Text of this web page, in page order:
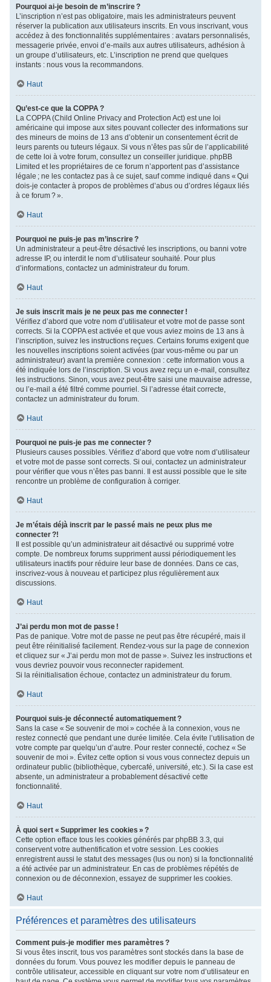
Pourquoi ai-je besoin de m’inscrire ?
L’inscription n’est pas obligatoire, mais les administrateurs peuvent
réserver la publication aux utilisateurs inscrits. En vous inscrivant, vous
accédez à des fonctionnalités supplémentaires : avatars personnalisés,
messagerie privée, envoi d’e-mails aux autres utilisateurs, adhésion à
un groupe d’utilisateurs, etc. L’inscription ne prend que quelques
instants : nous vous la recommandons.
Haut
Qu’est-ce que la COPPA ?
La COPPA (Child Online Privacy and Protection Act) est une loi
américaine qui impose aux sites pouvant collecter des informations sur
des mineurs de moins de 13 ans d’obtenir un consentement écrit de
leurs parents ou tuteurs légaux. Si vous n’êtes pas sûr de l’applicabilité
de cette loi à votre forum, consultez un conseiller juridique. phpBB
Limited et les propriétaires de ce forum n’apportent pas d’assistance
légale ; ne les contactez pas à ce sujet, sauf comme indiqué dans « Qui
dois-je contacter à propos de problèmes d’abus ou d’ordres légaux liés
à ce forum ? ».
Haut
Pourquoi ne puis-je pas m’inscrire ?
Un administrateur a peut-être désactivé les inscriptions, ou banni votre
adresse IP, ou interdit le nom d’utilisateur souhaité. Pour plus
d’informations, contactez un administrateur du forum.
Haut
Je suis inscrit mais je ne peux pas me connecter !
Vérifiez d’abord que votre nom d’utilisateur et votre mot de passe sont
corrects. Si la COPPA est activée et que vous aviez moins de 13 ans à
l’inscription, suivez les instructions reçues. Certains forums exigent que
les nouvelles inscriptions soient activées (par vous-même ou par un
administrateur) avant la première connexion : cette information vous a
été indiquée lors de l’inscription. Si vous avez reçu un e-mail, consultez
les instructions. Sinon, vous avez peut-être saisi une mauvaise adresse,
ou l’e-mail a été filtré comme pourriel. Si l’adresse était correcte,
contactez un administrateur du forum.
Haut
Pourquoi ne puis-je pas me connecter ?
Plusieurs causes possibles. Vérifiez d’abord que votre nom d’utilisateur
et votre mot de passe sont corrects. Si oui, contactez un administrateur
pour vérifier que vous n’êtes pas banni. Il est aussi possible que le site
rencontre un problème de configuration à corriger.
Haut
Je m’étais déjà inscrit par le passé mais ne peux plus me
connecter ?!
Il est possible qu’un administrateur ait désactivé ou supprimé votre
compte. De nombreux forums suppriment aussi périodiquement les
utilisateurs inactifs pour réduire leur base de données. Dans ce cas,
inscrivez-vous à nouveau et participez plus régulièrement aux
discussions.
Haut
J’ai perdu mon mot de passe !
Pas de panique. Votre mot de passe ne peut pas être récupéré, mais il
peut être réinitialisé facilement. Rendez-vous sur la page de connexion
et cliquez sur « J’ai perdu mon mot de passe ». Suivez les instructions et
vous devriez pouvoir vous reconnecter rapidement.
Si la réinitialisation échoue, contactez un administrateur du forum.
Haut
Pourquoi suis-je déconnecté automatiquement ?
Sans la case « Se souvenir de moi » cochée à la connexion, vous ne
restez connecté que pendant une durée limitée. Cela évite l’utilisation de
votre compte par quelqu’un d’autre. Pour rester connecté, cochez « Se
souvenir de moi ». Évitez cette option si vous vous connectez depuis un
ordinateur public (bibliothèque, cybercafé, université, etc.). Si la case est
absente, un administrateur a probablement désactivé cette
fonctionnalité.
Haut
À quoi sert « Supprimer les cookies » ?
Cette option efface tous les cookies générés par phpBB 3.3, qui
conservent votre authentification et votre session. Les cookies
enregistrent aussi le statut des messages (lus ou non) si la fonctionnalité
a été activée par un administrateur. En cas de problèmes répétés de
connexion ou de déconnexion, essayez de supprimer les cookies.
Haut
Préférences et paramètres des utilisateurs
Comment puis-je modifier mes paramètres ?
Si vous êtes inscrit, tous vos paramètres sont stockés dans la base de
données du forum. Vous pouvez les modifier depuis le panneau de
contrôle utilisateur, accessible en cliquant sur votre nom d’utilisateur en